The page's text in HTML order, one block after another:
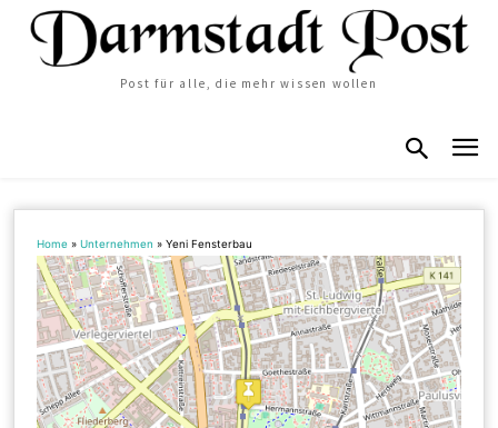
Post für alle, die mehr wissen wollen
Home »Unternehmen »Yeni Fensterbau